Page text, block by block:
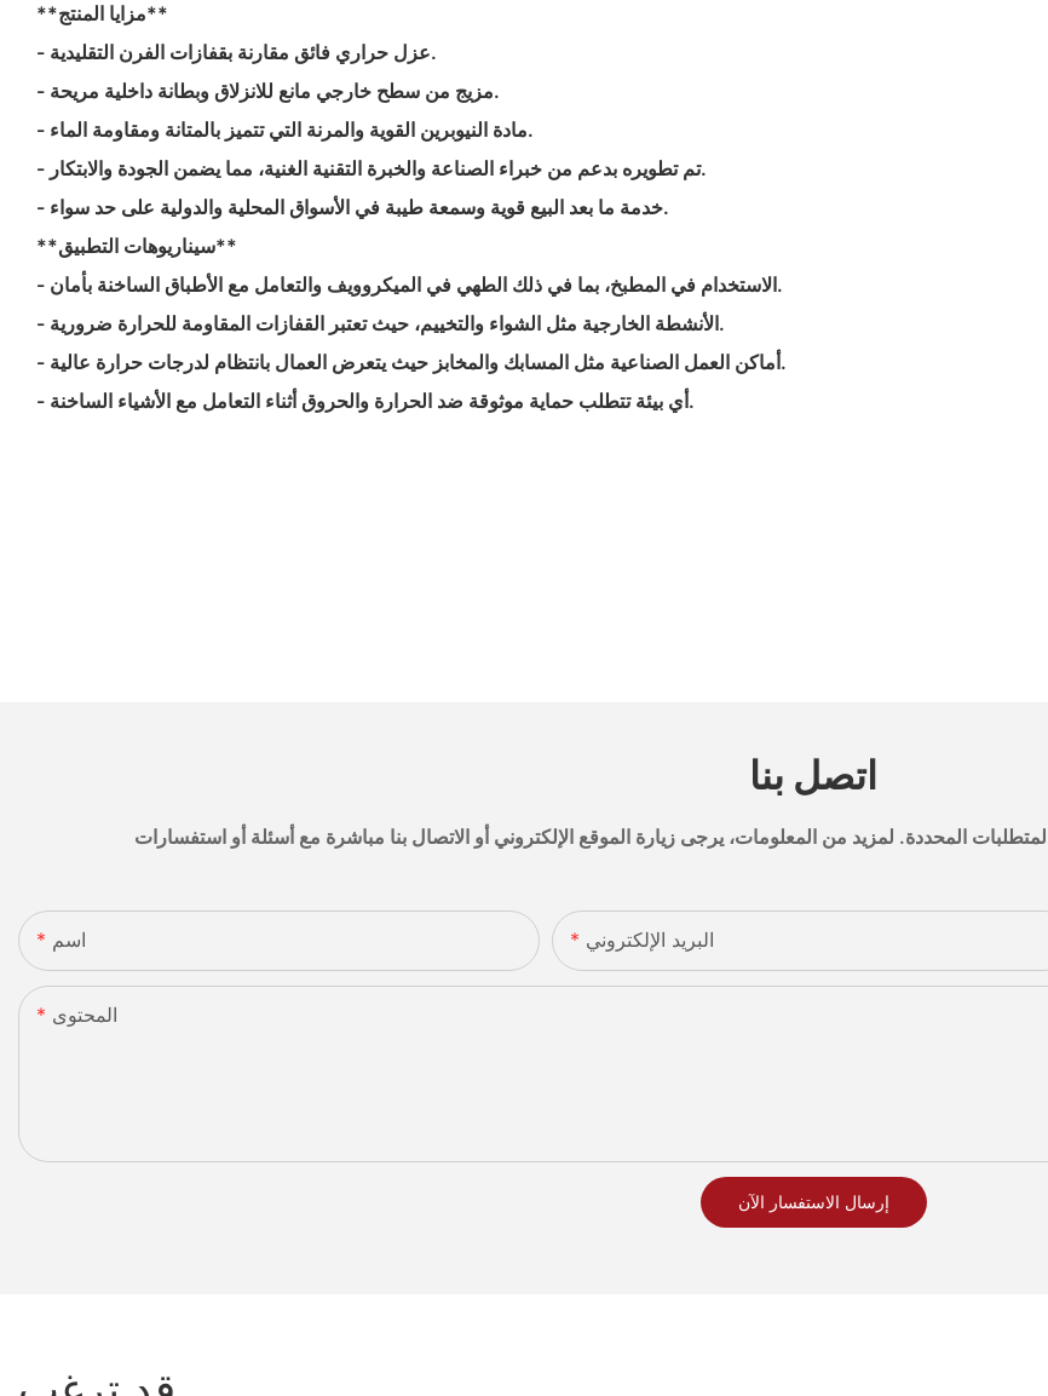
**مزايا المنتج**
- عزل حراري فائق مقارنة بقفازات الفرن التقليدية.
- مزيج من سطح خارجي مانع للانزلاق وبطانة داخلية مريحة.
- مادة النيوبرين القوية والمرنة التي تتميز بالمتانة ومقاومة الماء.
- تم تطويره بدعم من خبراء الصناعة والخبرة التقنية الغنية، مما يضمن الجودة والابتكار.
- خدمة ما بعد البيع قوية وسمعة طيبة في الأسواق المحلية والدولية على حد سواء.
**سيناريوهات التطبيق**
- الاستخدام في المطبخ، بما في ذلك الطهي في الميكروويف والتعامل مع الأطباق الساخنة بأمان.
- الأنشطة الخارجية مثل الشواء والتخييم، حيث تعتبر القفازات المقاومة للحرارة ضرورية.
- أماكن العمل الصناعية مثل المسابك والمخابز حيث يتعرض العمال بانتظام لدرجات حرارة عالية.
- أي بيئة تتطلب حماية موثوقة ضد الحرارة والحروق أثناء التعامل مع الأشياء الساخنة.
اتصل بنا
اسم البريد الإلكتروني
المحتوى
إرسال الاستفسار الآن